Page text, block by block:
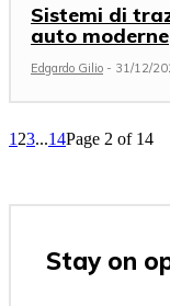
Sistemi di
auto moderne
Edgardo Gilio - 31/12/
1 23...14Page 2 of 14
Stay on